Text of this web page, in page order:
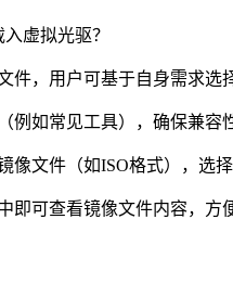
虚拟光驱？
件，用户可基于自身需求选
例如常见工具），确保兼容
像文件（如ISO格式），选
即可查看镜像文件内容，方